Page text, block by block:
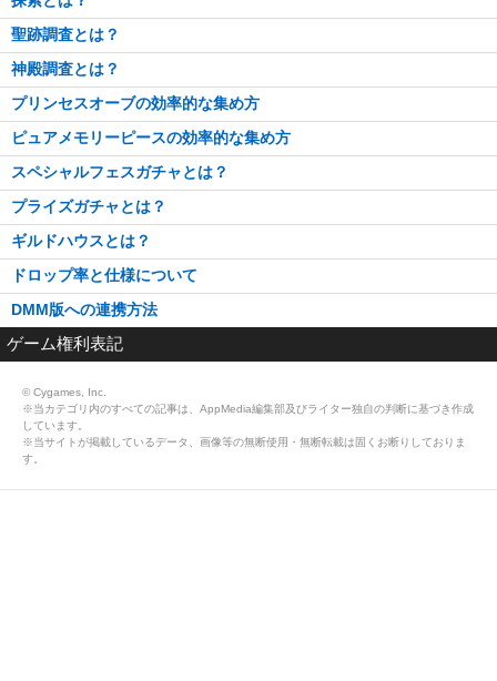
聖跡調査とは？
神殿調査とは？
プリンセスオーブの効率的な集め方
ピュアメモリーピースの効率的な集め方
スペシャルフェスガチャとは？
プライズガチャとは？
ギルドハウスとは？
ドロップ率と仕様について
DMM版への連携方法
ゲーム権利表記
© Cygames, Inc.
※当カテゴリ内のすべての記事は、AppMedia編集部及びライター独自の判断に基づき作成
しています。
※当サイトが掲載しているデータ、画像等の無断使用・無断転載は固くお断りしておりま
す。